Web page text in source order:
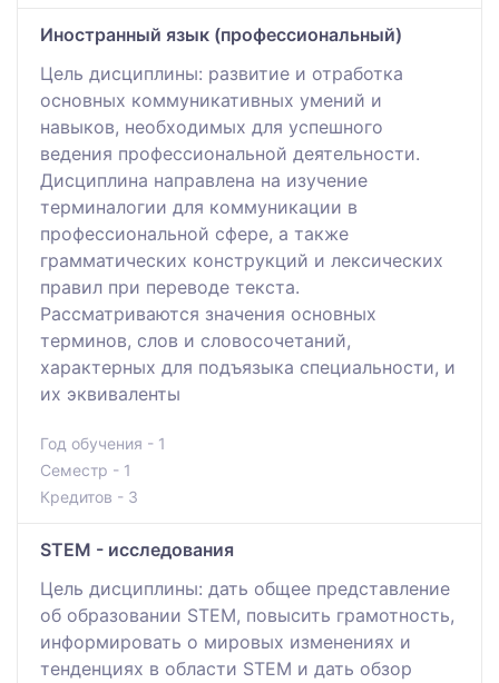
Иностранный язык (профессиональный)
Цель дисциплины: развитие и отработка
основных коммуникативных умений и
навыков, необходимых для успешного
ведения профессиональной деятельности.
Дисциплина направлена на изучение
терминалогии для коммуникации в
профессиональной сфере, а также
грамматических конструкций и лексических
правил при переводе текста.
Рассматриваются значения основных
терминов, слов и словосочетаний,
характерных для подъязыка специальности, и
их эквиваленты
Год обучения - 1
Семестр - 1
Кредитов - 3
STEM - исследования
Цель дисциплины: дать общее представление
об образовании STEM, повысить грамотность,
информировать о мировых изменениях и
тенденциях в области STEM и дать обзор